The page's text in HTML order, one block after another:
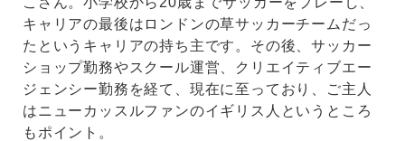
キャリアの最後はロンドンの草サッカーチームだっ
たというキャリアの持ち主です。その後、サッカー
ショップ勤務やスクール運営、クリエイティブエー
ジェンシー勤務を経て、現在に至っており、ご主人
はニューカッスルファンのイギリス人というところ
もポイント。